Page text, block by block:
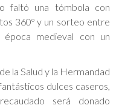
faltó una tómbola con
360º y un sorteo entre
medieval con un
la Salud y la Hermandad
dulces caseros,
será donado